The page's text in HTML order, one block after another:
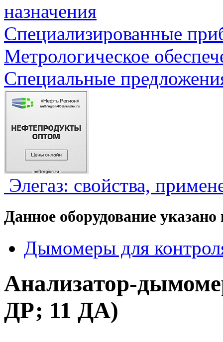
назначения
Специализированные
Метрологическое
Специальные
Элегаз: свойства,
Данное оборудование
Дымомеры для
Анализатор-
ДР; 11 ДА)